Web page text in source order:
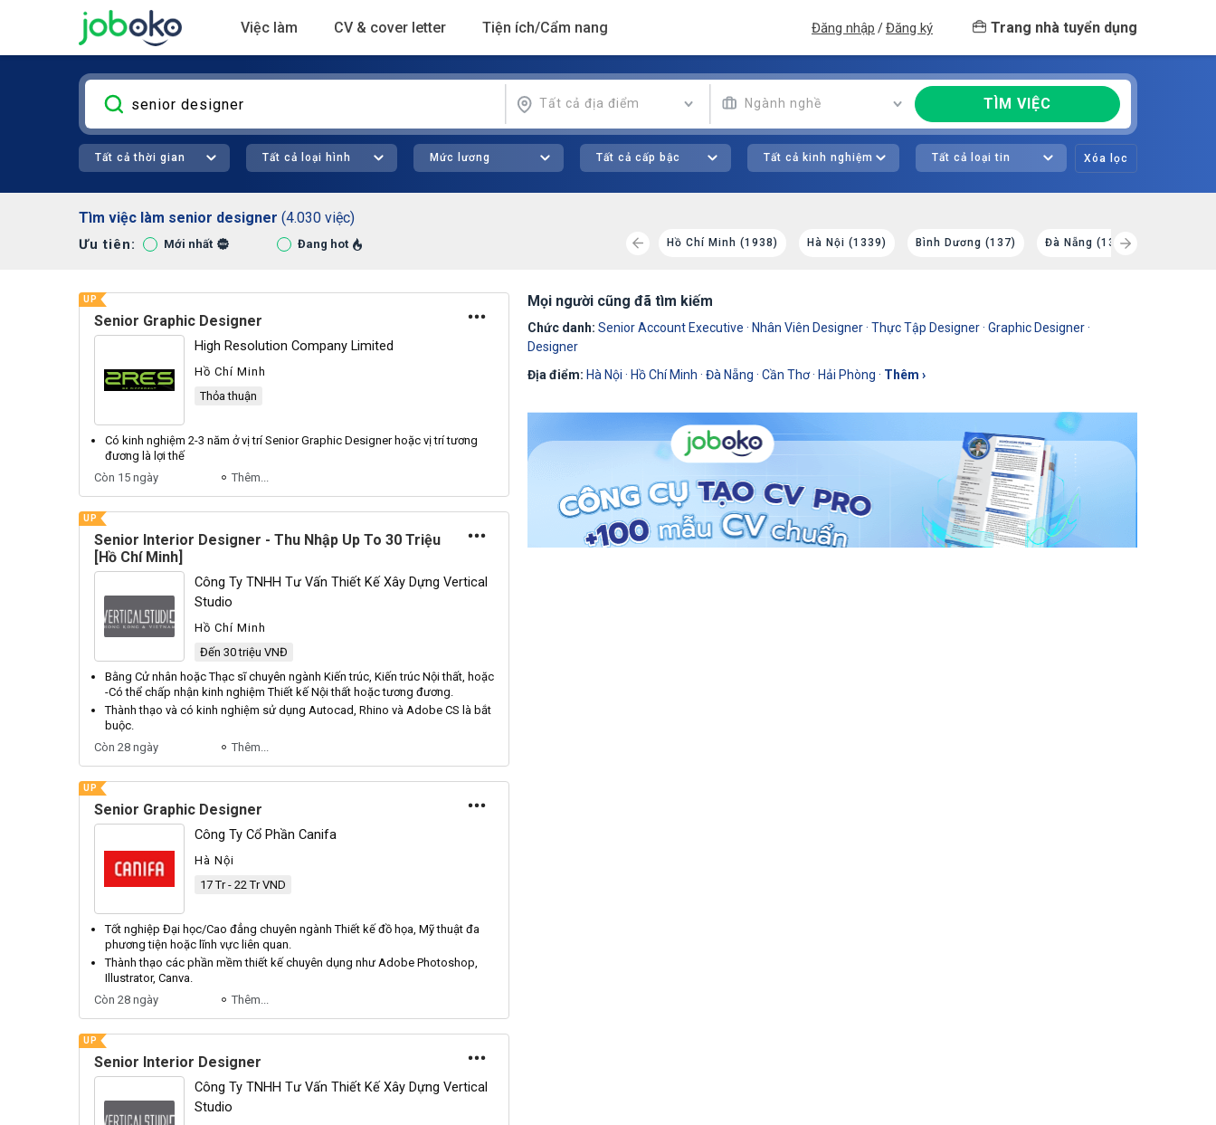
Việc làm CV & cover letter Tiện ích/Cẩm nang Đăng nhập /Đăng ký Trang nhà tuyển dụng
Tất cả địa điểm Ngành nghề TÌM VIỆC
Tất cả thời gian Tất cả loại hình Mức lương Tất cả cấp bậc Tất cả kinh nghiệm Tất cả loại tin Xóa lọc
Tìm việc làm senior designer (4.030 việc)
Ưu tiên: Mới nhất Đang hot
Hà Nội (1339) Bình Dương (137) Đồng Nai (112) Hồ Chí Minh (1938) Hà Nội (1339) Bình Dương (137) Đà Nẵng (134)
UP
Senior Graphic Designer
High Resolution Company Limited
Hồ Chí Minh
Thỏa thuận
Có kinh nghiệm 2-3 năm ở vị tríSeniorGraphic Designerhoặc vị trí tương
đương là lợi thế
Còn 15 ngày
Thêm...
UP
Senior Interior Designer - Thu Nhập Up To 30 Triệu
[Hồ Chí Minh]
Công Ty TNHH Tư Vấn Thiết Kế Xây Dựng Vertical
Studio
Hồ Chí Minh
Đến 30 triệu VNĐ
Bằng Cử nhân hoặcThạc sĩ chuyên ngành Kiến trúc, Kiến trúc Nộithất, hoặc
-Có thể chấp nhận kinh nghiệmThiết kế Nộithất hoặc tương đương.
Thành thạo và có kinh nghiệm sử dụng Autocad, Rhino và Adobe CS là bắt
buộc.
Còn 28 ngày
Thêm...
UP
Senior Graphic Designer
Công Ty Cổ Phần Canifa
Hà Nội
17 Tr - 22 Tr VND
Tốt nghiệp Đại học/Cao đẳng chuyên ngànhThiết kế đồ họa, Mỹthuật đa
phương tiện hoặc lĩnh vực liên quan.
Thành thạo các phần mềm thiết kế chuyên dụng như Adobe Photoshop,
Illustrator, Canva.
Còn 28 ngày
Thêm...
UP
Senior Interior Designer
Công Ty TNHH Tư Vấn Thiết Kế Xây Dựng Vertical
Studio
Mọi người cũng đã tìm kiếm
Chức danh: Senior Account Executive · Nhân Viên Designer·Thực Tập Designer·Graphic Designer·
Designer
Địa điểm: Hà Nội · Hồ Chí Minh ·Đà Nẵng ·Cần Thơ· Hải Phòng · Thêm ›